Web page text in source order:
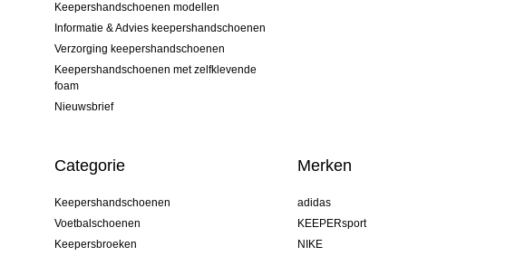
Keepershandschoenen modellen
Informatie & Advies keepershandschoenen
Verzorging keepershandschoenen
Keepershandschoenen met zelfklevende
foam
Nieuwsbrief
Categorie
Keepershandschoenen
Voetbalschoenen
Keepersbroeken
Merken
adidas
KEEPERsport
NIKE